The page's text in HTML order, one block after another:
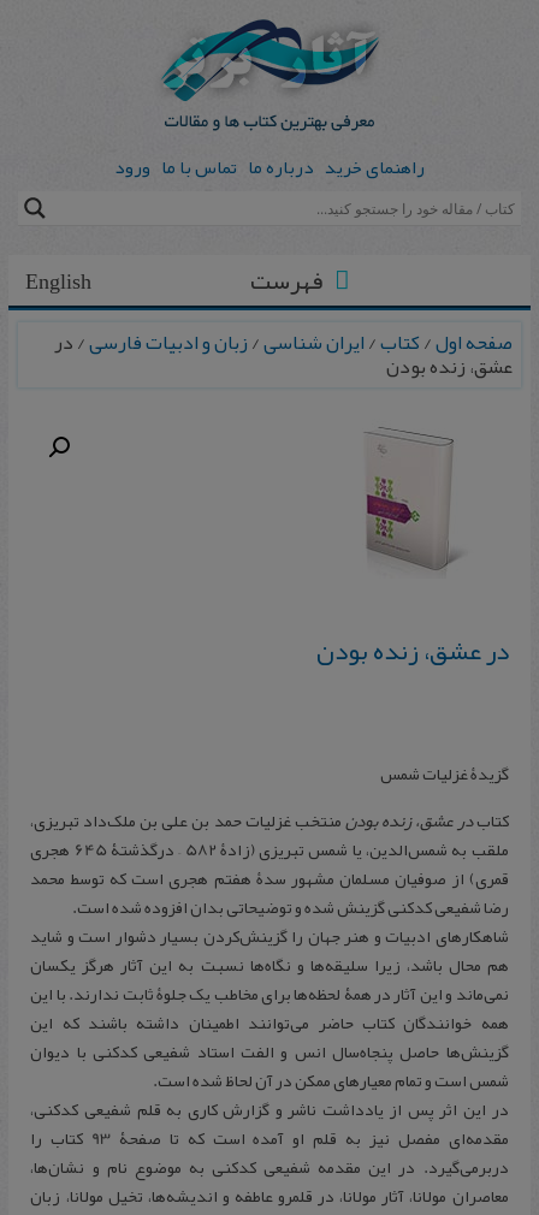
راهنمای خرید درباره ما تماس با ما ورود
English فهرست
صفحه اول/کتاب/ایران شناسی/زبان و ادبیات فارسی/ در
عشق، زنده بودن
در عشق، زنده بودن
گزیدۀ غزلیات شمس
کتابدر عشق، زنده بودنمنتخب غزليات حمد بن علی بن ملک‌داد تبريزی،
ملقب به شمس‌الدين، يا شمس تبريزی (زادۀ 582 – درگذشتۀ 645 هجری
قمری) از صوفيان مسلمان مشهور سدۀ هفتم هجری است که توسط محمد
رضا شفيعی کدکنی گزينش شده و توضيحاتی بدان افزوده شده است.
شاهکارهای ادبيات و هنر جهان را گزينش‌کردن بسيار دشوار است و شايد
هم محال باشد، زيرا سليقه‌ها و نگاه‌ها نسبت به اين آثار هرگز يکسان
نمی‌ماند و اين آثار در همۀ لحظه‌ها برای مخاطب يک جلوۀ ثابت ندارند. با اين
همه خوانندگان کتاب حاضر می‌توانند اطمينان داشته باشند که اين
گزينش‌ها حاصل پنجاه‌سال انس و الفت استاد شفيعی کدکنی با ديوان
شمس است و تمام معيارهای ممکن در آن لحاظ شده است.
در اين اثر پس از يادداشت ناشر و گزارش كاری به قلم شفيعی كدكنی،
مقدمه‌ای مفصل نيز به قلم او آمده است كه تا صفحۀ 93 كتاب را
دربرمی‌گيرد. در اين مقدمه شفيعی كدكنی به موضوع‌ نام و نشان‌ها،
معاصران مولانا، آثار مولانا، در قلمرو عاطفه و انديشه‌ها، تخيل مولانا، زبان